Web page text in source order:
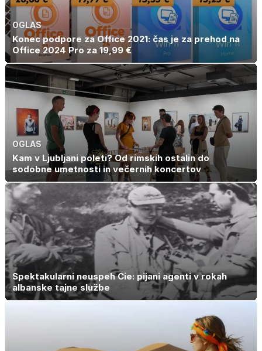
OGLAS
Konec podpore za Office 2021: čas je za prehod na
Office 2024 Pro za 19,99 €
OGLAS
Kam v Ljubljani poleti? Od rimskih ostalin do
sodobne umetnosti in večernih koncertov
Spektakularni neuspeh Cie: pijani agenti v rokah
albanske tajne službe